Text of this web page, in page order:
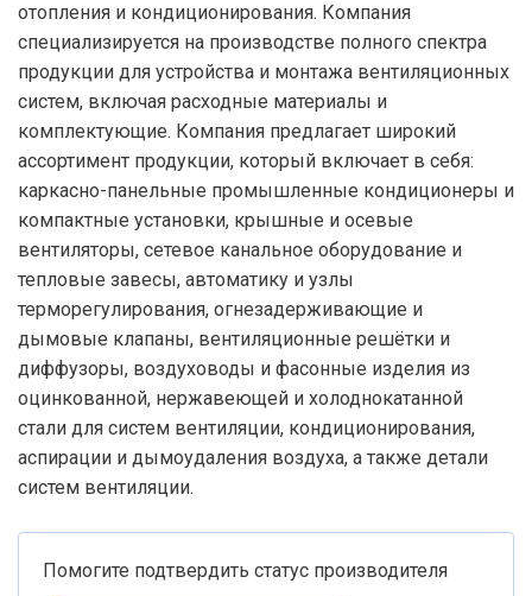
отопления и кондиционирования. Компания
специализируется на производстве полного спектра
продукции для устройства и монтажа вентиляционных
систем, включая расходные материалы и
комплектующие. Компания предлагает широкий
ассортимент продукции, который включает в себя:
каркасно-панельные промышленные кондиционеры и
компактные установки, крышные и осевые
вентиляторы, сетевое канальное оборудование и
тепловые завесы, автоматику и узлы
терморегулирования, огнезадерживающие и
дымовые клапаны, вентиляционные решётки и
диффузоры, воздуховоды и фасонные изделия из
оцинкованной, нержавеющей и холоднокатанной
стали для систем вентиляции, кондиционирования,
аспирации и дымоудаления воздуха, а также детали
систем вентиляции.
Помогите подтвердить статус производителя